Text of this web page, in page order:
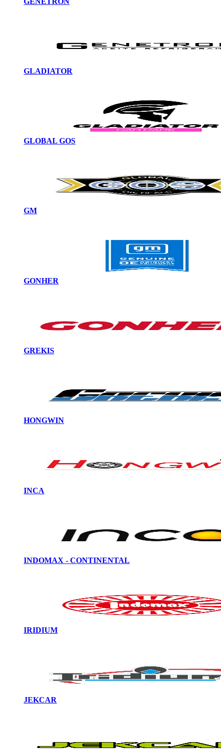
GLADIATOR
GLOBAL GOS
GM
GONHER
GREKIS
HONGWIN
INCA
INDOMAX - CONTINENTAL
IRIDIUM
JEKCAR